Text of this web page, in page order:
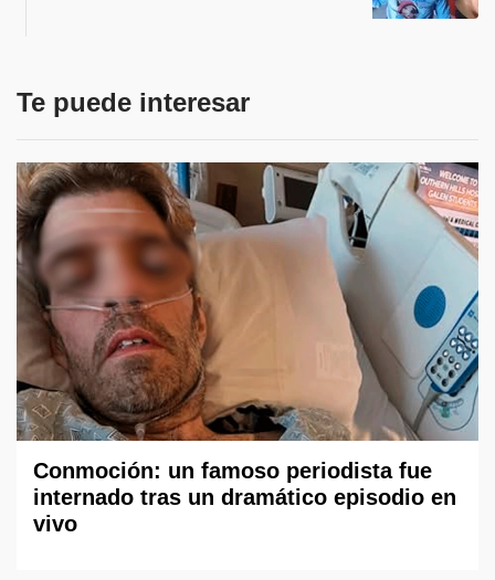
Te puede interesar
Conmoción: un famoso periodista fue
internado tras un dramático episodio en
vivo